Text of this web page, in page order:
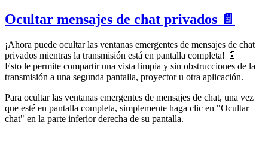
Ocultar mensajes de chat privados 📄
¡Ahora puede ocultar las ventanas emergentes de mensajes de chat
privados mientras la transmisión está en pantalla completa! 📄
Esto le permite compartir una vista limpia y sin obstrucciones de la
transmisión a una segunda pantalla, proyector u otra aplicación.
Para ocultar las ventanas emergentes de mensajes de chat, una vez
que esté en pantalla completa, simplemente haga clic en "Ocultar
chat" en la parte inferior derecha de su pantalla.